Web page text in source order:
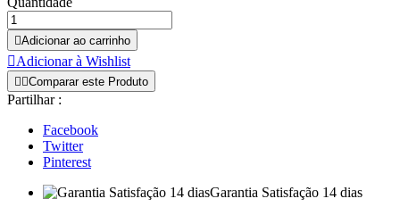
Adicionar ao carrinho
Adicionar à Wishlist
 Comparar este Produto
Partilhar :
Facebook
Twitter
Pinterest
Garantia Satisfação 14 dias